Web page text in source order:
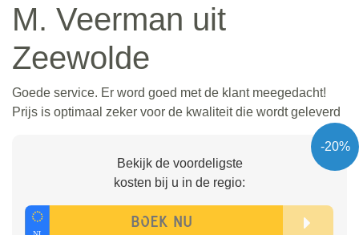
M. Veerman uit
Zeewolde
Goede service. Er word goed met de klant meegedacht!
Prijs is optimaal zeker voor de kwaliteit die wordt geleverd
-20%
Bekijk de voordeligste
kosten bij u in de regio: